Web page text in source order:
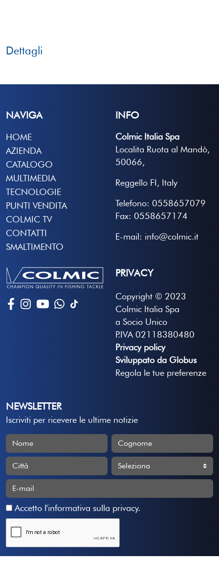
Dettagli
NAVIGA
HOME
AZIENDA
CATALOGO
MULTIMEDIA
TECNOLOGIE
PUNTI VENDITA
COLMIC TV
CONTATTI
SMALTIMENTO
INFO
Colmic Italia Spa
Localita Ruota al Mandò,
50066,
Reggello FI, Italy
Telefono: 0558657079
Fax: 0558657174
E-mail: info@colmic.it
PRIVACY
Copyright © 2023
Colmic Italia Spa
a Socio Unico
P.IVA 02118380480
Privacy policy
Sviluppato da Globus
Regola le tue preferenze
NEWSLETTER
Iscriviti per ricevere le ultime notizie
Accetto l'informativa sulla privacy.